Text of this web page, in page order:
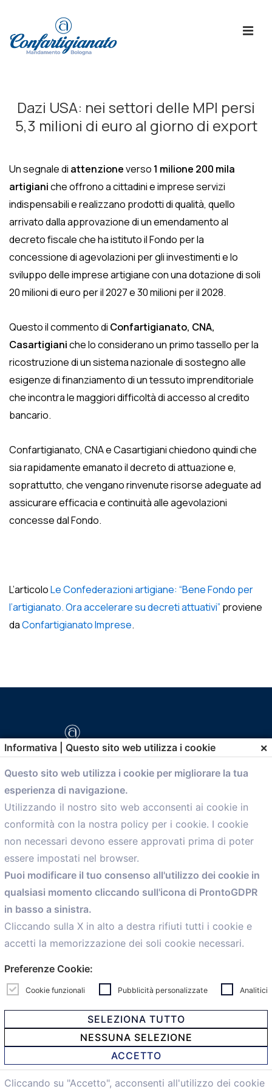
Principale
Dazi USA: nei settori delle MPI persi
5,3 milioni di euro al giorno di export
Un segnale di attenzioneverso 1 milione 200 mila
artigianiche offrono a cittadini e imprese servizi
indispensabili e realizzano prodotti di qualità, quello
arrivato dalla approvazione di un emendamento al
decreto fiscale che ha istituto il Fondo per la
concessione di agevolazioni per gli investimenti e lo
sviluppo delle imprese artigiane con una dotazione di soli
20 milioni di euro per il 2027 e 30 milioni per il 2028.
Questo il commento di Confartigianato, CNA,
Casartigianiche lo considerano un primo tassello per la
ricostruzione di un sistema nazionale di sostegno alle
esigenze di finanziamento di un tessuto imprenditoriale
che incontra le maggiori difficoltà di accesso al credito
bancario.
Confartigianato, CNA e Casartigiani chiedono quindi che
sia rapidamente emanato il decreto di attuazione e,
soprattutto, che vengano rinvenute risorse adeguate ad
assicurare efficacia e continuità alle agevolazioni
concesse dal Fondo.
L’articoloLe Confederazioni artigiane: “Bene Fondo per
l’artigianato. Ora accelerare su decreti attuativi” proviene
daConfartigianato Imprese.
comunicazione@confartigianato.bo.it
Menù
Home
Servizi
Convenzioni
Voce delle Nostre aziende
Informazioni Ex L. 124/2017
News
personalCaf
© 2021 Confartigianato Imprese Mandamento Bologna -
Via Papini, 18 - 40128 Bologna - Italy
Informativa | Questo sito web utilizza i cookie ×
Questo sito web utilizza i cookie per migliorare la tua
esperienza di navigazione.
Utilizzando il nostro sito web acconsenti ai cookie in
conformità con la nostra policy per i cookie. I cookie
non necessari devono essere approvati prima di poter
essere impostati nel browser.
Puoi modificare il tuo consenso all'utilizzo dei cookie in
qualsiasi momento cliccando sull'icona di ProntoGDPR
in basso a sinistra.
Cliccando sulla X in alto a destra rifiuti tutti i cookie e
accetti la memorizzazione dei soli cookie necessari.
Preferenze Cookie:
Cookie funzionali Pubblicità personalizzate Analitici
SELEZIONA TUTTO
NESSUNA SELEZIONE
ACCETTO
Cliccando su "Accetto", acconsenti all'utilizzo dei cookie